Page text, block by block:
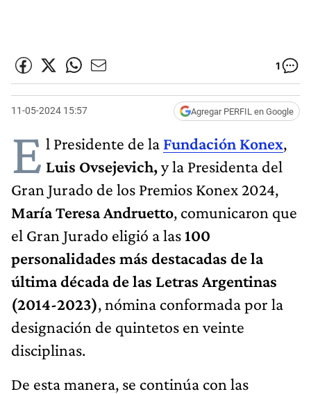
1
11-05-2024 15:57 Agregar PERFIL en Google
E l Presidente de la Fundación Konex,
Luis Ovsejevich,y la Presidenta del
Gran Jurado de los Premios Konex 2024,
María Teresa Andruetto, comunicaron que
el Gran Jurado eligió a las100
personalidades más destacadas de la
última década de las Letras Argentinas
(2014-2023),nómina conformada por la
designación de quintetos en veinte
disciplinas.
De esta manera, se continúa con las